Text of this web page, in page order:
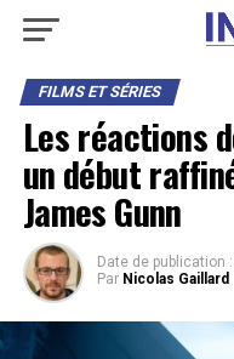
FILMS ET SÉRIES
Les réactions
un début
James Gunn
Date de publication :
Par Nicolas Gaillard